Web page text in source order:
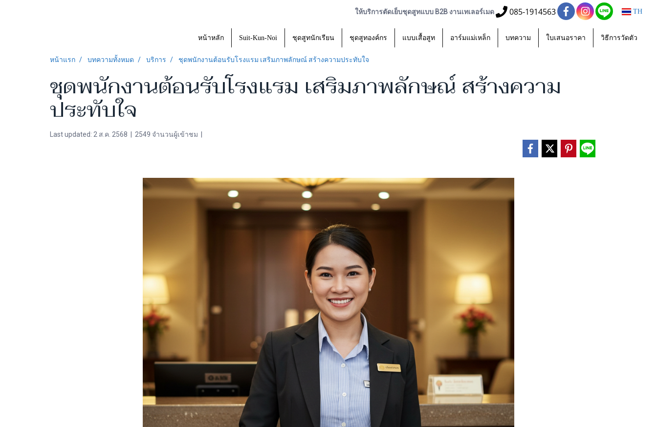
ให้บริการตัดเย็บชุดสูทแบบ B2B งานเทเลอร์เมด 085-1914563 TH
หน้าหลัก Suit-Kun-Noi ชุดสูทนักเรียน ชุดสูทองค์กร แบบเสื้อสูท อาร์มแม่เหล็ก บทความ ใบเสนอราคา วิธีการวัดตัว
หน้าแรก บทความทั้งหมด บริการ ชุดพนักงานต้อนรับโรงแรม เสริมภาพลักษณ์ สร้างความประทับใจ
ชุดพนักงานต้อนรับโรงแรม เสริมภาพลักษณ์ สร้างความ
ประทับใจ
Last updated: 2 ส.ค. 2568 2549 จำนวนผู้เข้าชม